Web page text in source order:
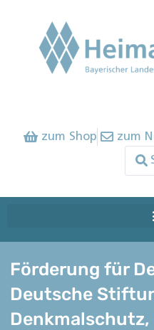
zum Shop zum
Förderung für
Deutsche